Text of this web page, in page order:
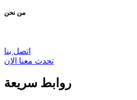
من نحن
اتصل بنا
تحدث معنا الان
روابط سريعة